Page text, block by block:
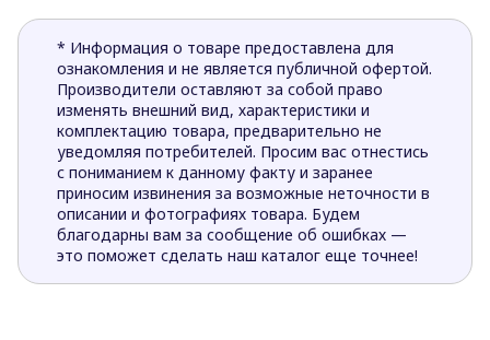
* Информация о товаре предоставлена для
ознакомления и не является публичной офертой.
Производители оставляют за собой право
изменять внешний вид, характеристики и
комплектацию товара, предварительно не
уведомляя потребителей. Просим вас отнестись
с пониманием к данному факту и заранее
приносим извинения за возможные неточности в
описании и фотографиях товара. Будем
благодарны вам за сообщение об ошибках —
это поможет сделать наш каталог еще точнее!